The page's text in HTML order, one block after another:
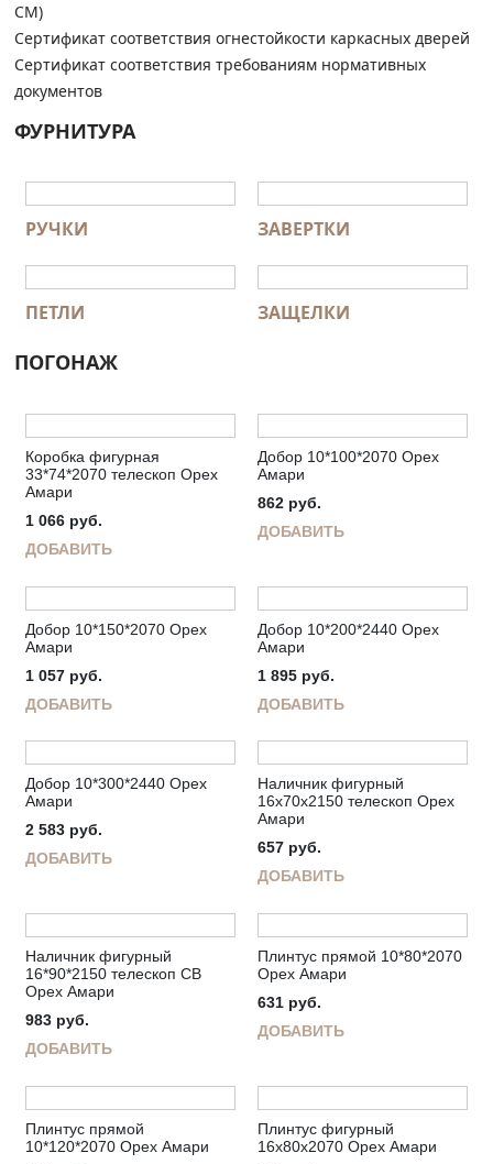
СМ)
Сертификат соответствия огнестойкости каркасных дверей
Сертификат соответствия требованиям нормативных
документов
ФУРНИТУРА
РУЧКИ ЗАВЕРТКИ
ПЕТЛИ ЗАЩЕЛКИ
ПОГОНАЖ
Коробка фигурная
33*74*2070 телескоп Орех
Амари
1 066 руб.
ДОБАВИТЬ
Добор 10*100*2070 Орех
Амари
862 руб.
ДОБАВИТЬ
Добор 10*150*2070 Орех
Амари
1 057 руб.
ДОБАВИТЬ
Добор 10*200*2440 Орех
Амари
1 895 руб.
ДОБАВИТЬ
Добор 10*300*2440 Орех
Амари
2 583 руб.
ДОБАВИТЬ
Наличник фигурный
16х70х2150 телескоп Орех
Амари
657 руб.
ДОБАВИТЬ
Наличник фигурный
16*90*2150 телескоп СВ
Орех Амари
983 руб.
ДОБАВИТЬ
Плинтус прямой 10*80*2070
Орех Амари
631 руб.
ДОБАВИТЬ
Плинтус прямой
10*120*2070 Орех Амари
Плинтус фигурный
16х80х2070 Орех Амари